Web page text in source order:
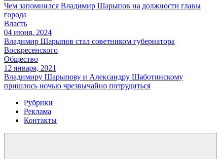
Чем запомнился Владимир Шарыпов на должности главы
города
Власть
04 июня, 2024
Владимир Шарыпов стал советником губернатора
Воскресенского
Общество
12 января, 2021
Владимиру Шарыпову и Александру Шаботинскому
пришлось ночью чрезвычайно потрудиться
Рубрики
Реклама
Контакты